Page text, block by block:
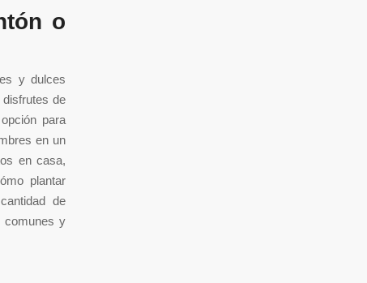
o
y dulces
de
para
en un
en casa,
plantar
de
comunes y